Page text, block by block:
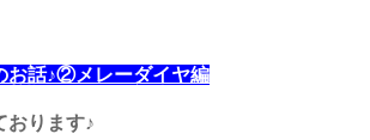
お話♪②メレーダイヤ編
おります♪